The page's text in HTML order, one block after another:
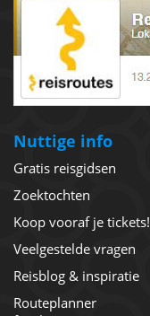
Nuttige info
Gratis reisgidsen
Zoektochten
Koop vooraf je tickets!
Veelgestelde vragen
Reisblog & inspiratie
Routeplanner